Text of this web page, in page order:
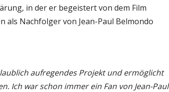
in der er begeistert von dem Film
als Nachfolger von Jean-Paul Belmondo
aufregendes Projekt und ermöglicht
Ich war schon immer ein Fan von Jean-Paul